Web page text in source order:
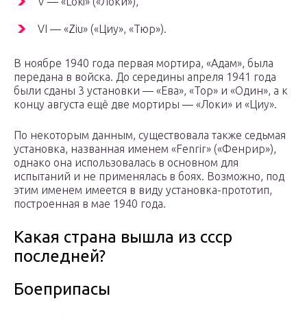
VI — «Ziu» («Циу», «Тюр»).
В ноябре 1940 года первая мортира, «Адам», была
передана в войска. До середины апреля 1941 года
были сданы 3 установки — «Ева», «Тор» и «Один», а к
концу августа ещё две мортиры — «Локи» и «Циу».
По некоторым данным, существовала также седьмая
установка, названная именем «Fenrir» («Фенрир»),
однако она использовалась в основном для
испытаний и не применялась в боях. Возможно, под
этим именем имеется в виду установка-прототип,
построенная в мае 1940 года.
Какая страна вышла из ссср
последней?
Боеприпасы